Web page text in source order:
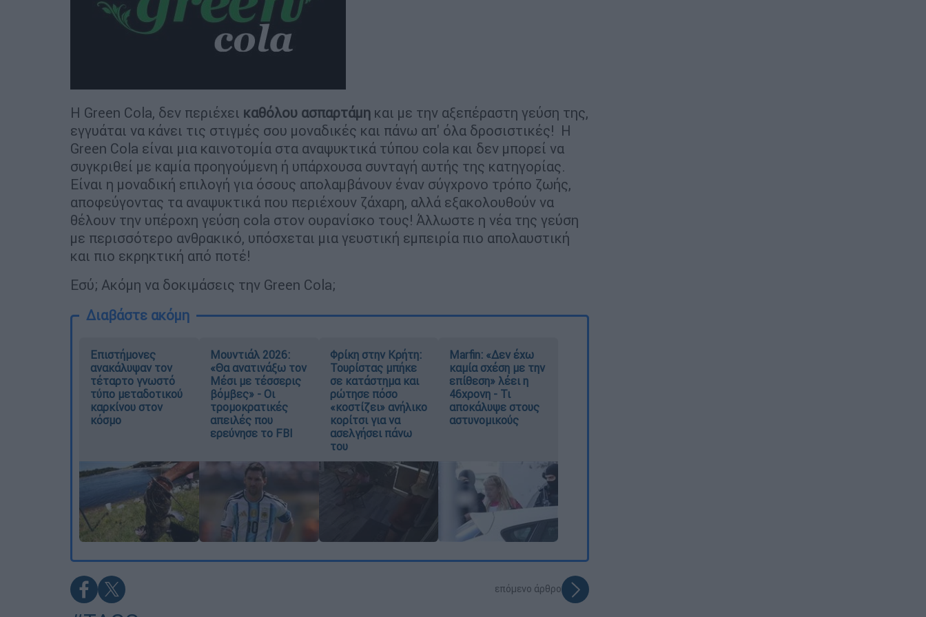
Η Green Cola, δεν περιέχει καθόλου ασπαρτάμη και με την αξεπέραστη γεύση της,
εγγυάται να κάνει τις στιγμές σου μοναδικές και πάνω απ' όλα δροσιστικές! Η
Green Cola είναι μια καινοτομία στα αναψυκτικά τύπου cola και δεν μπορεί να
συγκριθεί με καμία προηγούμενη ή υπάρχουσα συνταγή αυτής της κατηγορίας.
Είναι η μοναδική επιλογή για όσους απολαμβάνουν έναν σύγχρονο τρόπο ζωής,
αποφεύγοντας τα αναψυκτικά που περιέχουν ζάχαρη, αλλά εξακολουθούν να
θέλουν την υπέροχη γεύση cola στον ουρανίσκο τους! Άλλωστε η νέα της γεύση
με περισσότερο ανθρακικό, υπόσχεται μια γευστική εμπειρία πιο απολαυστική
και πιο εκρηκτική από ποτέ!
Εσύ; Ακόμη να δοκιμάσεις την Green Cola;
Διαβάστε ακόμη
Επιστήμονες
ανακάλυψαν τον
τέταρτο γνωστό
τύπο μεταδοτικού
καρκίνου στον
κόσμο
Μουντιάλ 2026:
«Θα ανατινάξω τον
Μέσι με τέσσερις
βόμβες» - Οι
τρομοκρατικές
απειλές που
ερεύνησε το FBI
Φρίκη στην Κρήτη:
Τουρίστας μπήκε
σε κατάστημα και
ρώτησε πόσο
«κοστίζει» ανήλικο
κορίτσι για να
ασελγήσει πάνω
του
Marfin: «Δεν έχω
καμία σχέση με την
επίθεση» λέει η
46χρονη - Τι
αποκάλυψε στους
αστυνομικούς
επόμενο άρθρο